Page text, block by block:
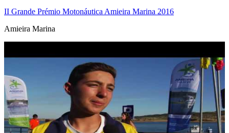
II Grande Prémio Motonáutica Amieira Marina 2016
Amieira Marina